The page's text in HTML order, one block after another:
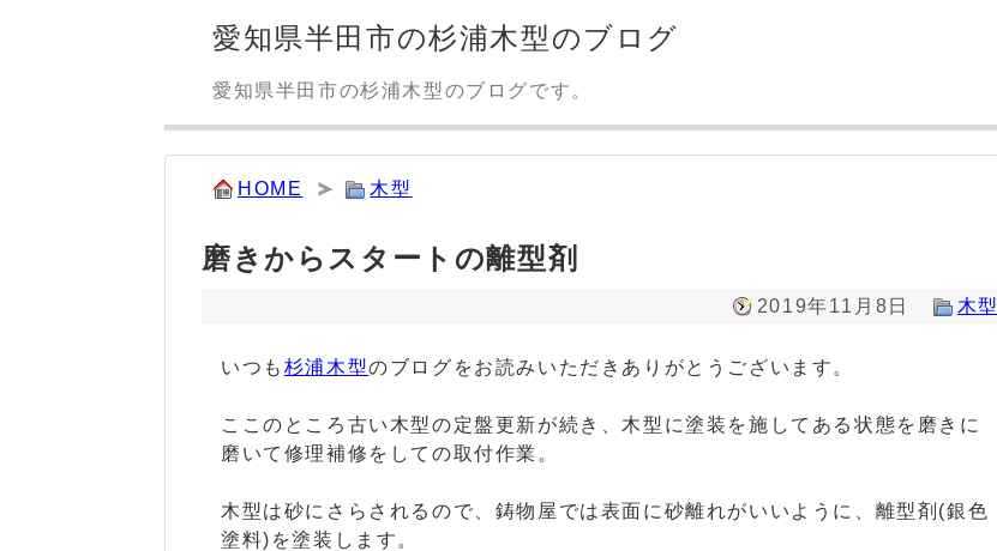
愛知県半田市の杉浦木型のブログ
愛知県半田市の杉浦木型のブログです。
HOME 木型
磨きからスタートの離型剤
2019年11月8日 木型
いつも 杉浦木型のブログをお読みいただきありがとうございます。
ここのところ古い木型の定盤更新が続き、木型に塗装を施してある状態を磨きに
磨いて修理補修をしての取付作業。
木型は砂にさらされるので、鋳物屋では表面に砂離れがいいように、離型剤(銀色
塗料)を塗装します。